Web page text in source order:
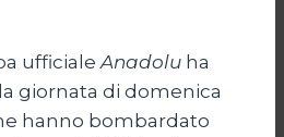
ufficiale Anadolu ha
giornata di domenica
hanno bombardato